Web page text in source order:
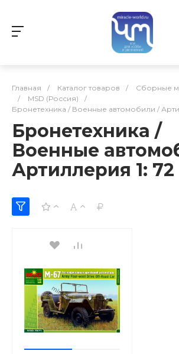
Главная / Каталог товаров /
Сборные
/
MSD (Россия)
/
Бронетехника / Военные автомобили /
Бронетехника /
Военные
Артиллерия 1: 72